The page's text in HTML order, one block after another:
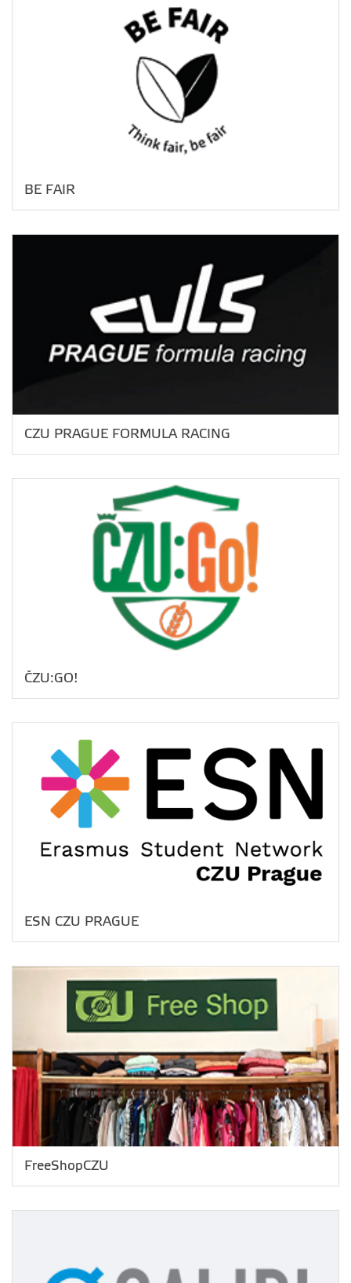
BE FAIR
CZU PRAGUE FORMULA RACING
ČZU:GO!
ESN CZU PRAGUE
FreeShopCZU